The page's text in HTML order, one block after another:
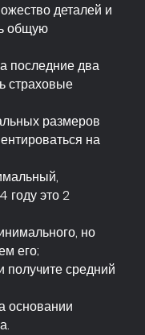
деталей и
общую
последние два
страховые
размеров
на
году это 2
но
его;
получите средний
основании